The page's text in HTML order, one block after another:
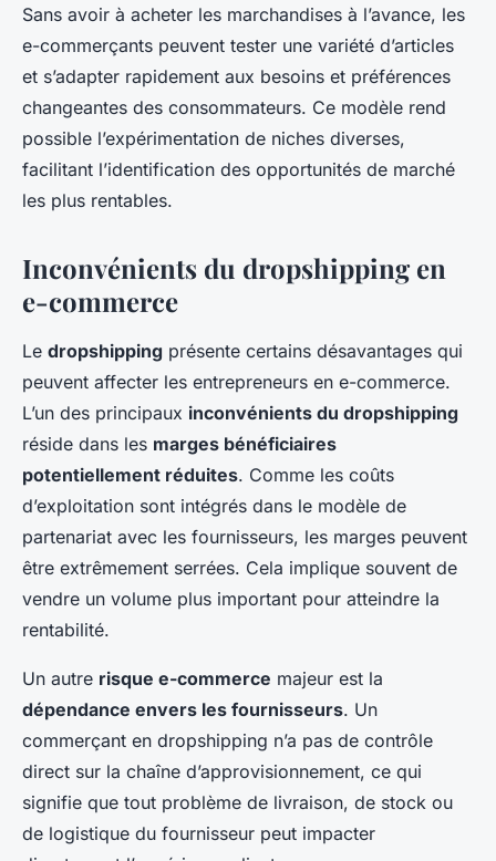
Sans avoir à acheter les marchandises à l’avance, les
e-commerçants peuvent tester une variété d’articles
et s’adapter rapidement aux besoins et préférences
changeantes des consommateurs. Ce modèle rend
possible l’expérimentation de niches diverses,
facilitant l’identification des opportunités de marché
les plus rentables.
Inconvénients du dropshipping en
e-commerce
Le dropshipping présente certains désavantages qui
peuvent affecter les entrepreneurs en e-commerce.
L’un des principaux inconvénients du dropshipping
réside dans les marges bénéficiaires
potentiellement réduites. Comme les coûts
d’exploitation sont intégrés dans le modèle de
partenariat avec les fournisseurs, les marges peuvent
être extrêmement serrées. Cela implique souvent de
vendre un volume plus important pour atteindre la
rentabilité.
Un autre risque e-commerce majeur est la
dépendance envers les fournisseurs. Un
commerçant en dropshipping n’a pas de contrôle
direct sur la chaîne d’approvisionnement, ce qui
signifie que tout problème de livraison, de stock ou
de logistique du fournisseur peut impacter